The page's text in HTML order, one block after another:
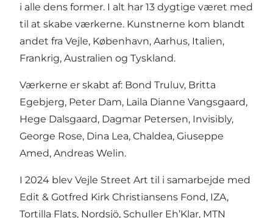
i alle dens former. I alt har 13 dygtige været med
til at skabe værkerne. Kunstnerne kom blandt
andet fra Vejle, København, Aarhus, Italien,
Frankrig, Australien og Tyskland.
Værkerne er skabt af: Bond Truluv, Britta
Egebjerg, Peter Dam, Laila Dianne Vangsgaard,
Hege Dalsgaard, Dagmar Petersen, Invisibly,
George Rose, Dina Lea, Chaldea, Giuseppe
Amed, Andreas Welin.
I 2024 blev Vejle Street Art til i samarbejde med
Edit & Gotfred Kirk Christiansens Fond, IZA,
Tortilla Flats, Nordsjö, Schuller Eh’Klar, MTN